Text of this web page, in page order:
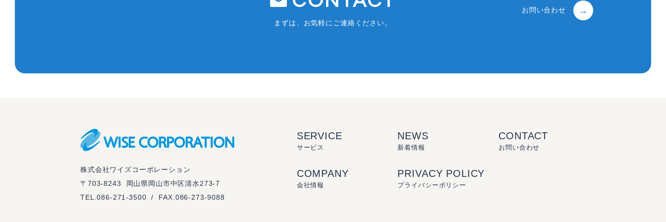
まずは、お気軽にご連絡ください。
お問い合わせ
株式会社ワイズコーポレーション
〒703-8243
岡山県岡山市中区清水273-7
TEL.086-271-3500 / FAX.086-273-9088
SERVICE
サービス
NEWS
新着情報
CONTACT
お問い合わせ
COMPANY
会社情報
PRIVACY POLICY
プライバシーポリシー